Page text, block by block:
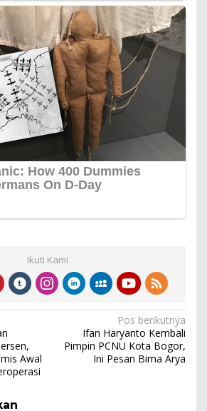
Ikuti Kami
Awal
Pos berikutnya
Ifan Haryanto Kembali
Pimpin PCNU Kota Bogor,
Ini Pesan Bima Arya